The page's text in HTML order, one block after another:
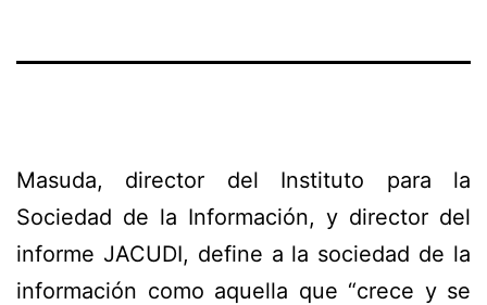
Masuda, director del Instituto para la
Sociedad de la Información, y director del
informe JACUDI, define a la sociedad de la
información como aquella que “crece y se